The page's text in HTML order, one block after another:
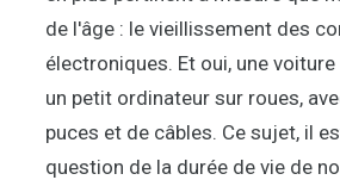
de l'âge : le vieillissement des
électroniques. Et oui, une
un petit ordinateur sur roues,
puces et de câbles. Ce sujet, il
question de la durée de vie de